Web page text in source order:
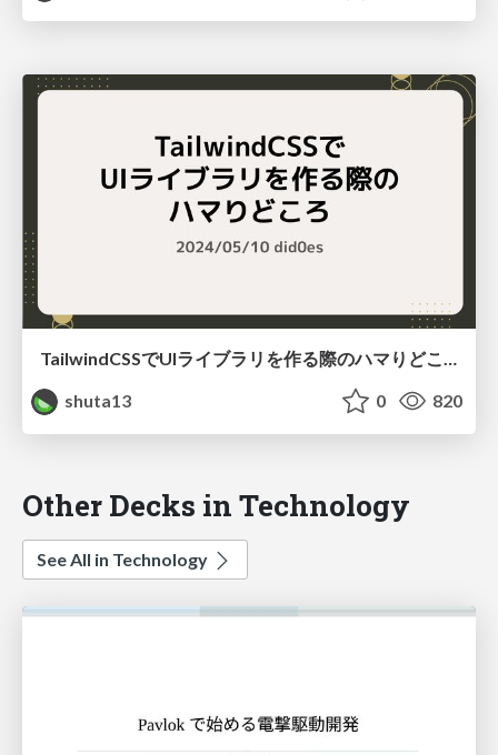
TailwindCSSでUIライブラリを作る際のハマりどころ
shuta13
0 820
Other Decks in Technology
See All in Technology